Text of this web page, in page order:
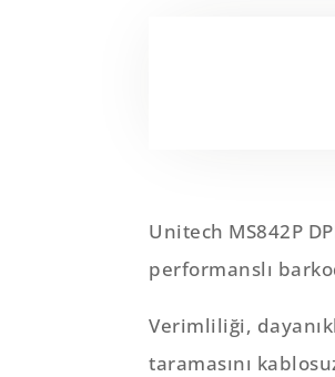
Unitech MS842P
performanslı
Verimliliği,
taramasını